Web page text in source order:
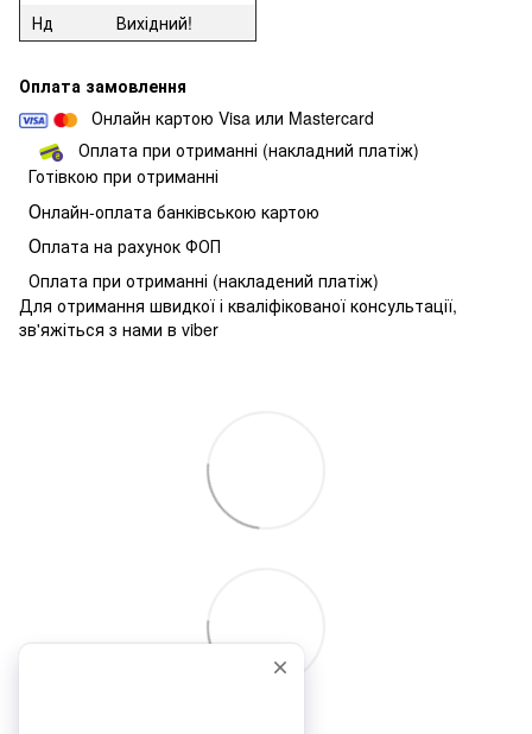
Нд
Вихідний!
Оплата замовлення
Онлайн картою Visa или Mastercard
Оплата при отриманні (накладний платіж)
Готівкою при отриманні
Онлайн-оплата банківською картою
Оплата на рахунок ФОП
Оплата при отриманні (накладений платіж)
Для отримання швидкої і кваліфікованої консультації,
зв'яжіться з нами в viber